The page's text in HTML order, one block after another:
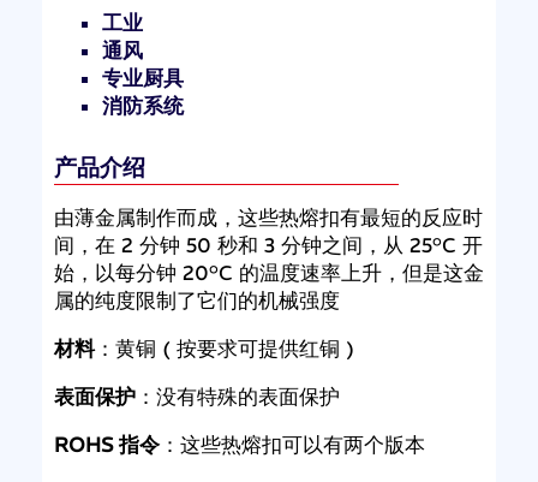
工业
通风
专业厨具
消防系统
产品介绍
由薄金属制作而成，这些热熔扣有最短的反应时
间，在 2 分钟 50 秒和 3 分钟之间，从 25°C 开
始，以每分钟 20°C 的温度速率上升，但是这金
属的纯度限制了它们的机械强度
材料：黄铜 ( 按要求可提供红铜 )
表面保护：没有特殊的表面保护
ROHS 指令：这些热熔扣可以有两个版本